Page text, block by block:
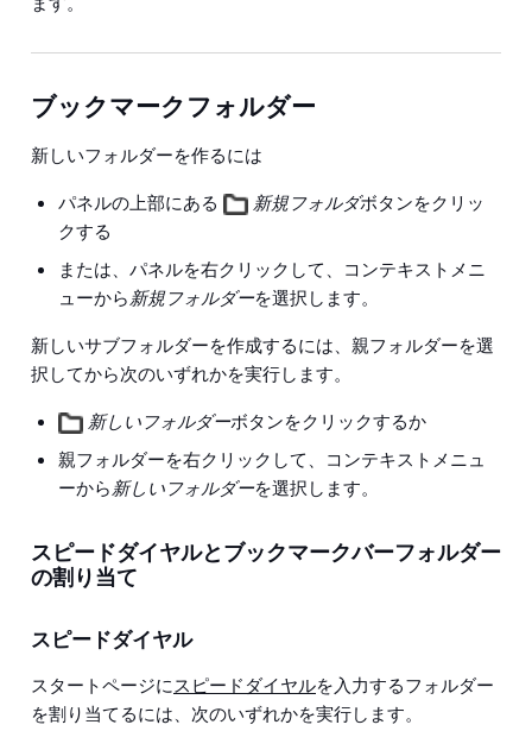
ブックマークフォルダー
新しいフォルダーを作るには
パネルの上部にある
新規フォルダボタンをクリッ
クする
または、パネルを右クリックして、コンテキストメニ
ューから新規フォルダーを選択します。
新しいサブフォルダーを作成するには、親フォルダーを選
択してから次のいずれかを実行します。
新しいフォルダーボタンをクリックするか
親フォルダーを右クリックして、コンテキストメニュ
ーから新しいフォルダーを選択します。
スピードダイヤルとブックマークバーフォルダー
の割り当て
スピードダイヤル
スタートページにスピードダイヤルを入力するフォルダー
を割り当てるには、次のいずれかを実行します。